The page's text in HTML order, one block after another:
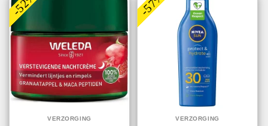
VERZORGING VERZORGING